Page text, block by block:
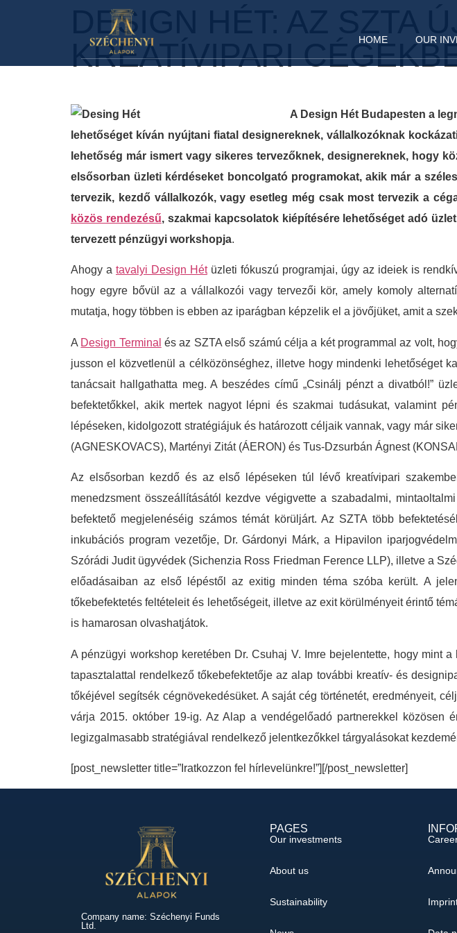
HOME OUR
DESIGN HÉT: AZ SZTA
KREATÍVIPARI
A Design Hét Budapesten a
lehetőséget kíván nyújtani fiatal designereknek, vállalkozóknak
lehetőség már ismert vagy sikeres tervezőknek, designereknek, hogy
elsősorban üzleti kérdéseket boncolgató programokat, akik már a
tervezik, kezdő vállalkozók, vagy esetleg még csak most tervezik a
közös rendezésű, szakmai kapcsolatok kiépítésére lehetőséget adó
tervezett pénzügyi workshopja.
Ahogy a tavalyi Design Hétüzleti fókuszú programjai, úgy az ideiek is
hogy egyre bővül az a vállalkozói vagy tervezői kör, amely komoly
mutatja, hogy többen is ebben az iparágban képzelik el a jövőjüket, amit a
A Design Terminal és az SZTA első számú célja a két programmal az volt,
jusson el közvetlenül a célközönséghez, illetve hogy mindenki lehetőséget
tanácsait hallgathatta meg. A beszédes című „Csinálj pénzt a divatból!”
befektetőkkel, akik mertek nagyot lépni és szakmai tudásukat, valamint
lépéseken, kidolgozott stratégiájuk és határozott céljaik vannak, vagy már
(AGNESKOVACS), Martényi Zitát (ÁERON) és Tus-Dzsurbán Ágnest
Az elsősorban kezdő és az első lépéseken túl lévő kreatívipari
menedzsment összeállításától kezdve végigvette a szabadalmi,
befektető megjelenéséig számos témát körüljárt. Az SZTA több
inkubációs program vezetője, Dr. Gárdonyi Márk, a Hipavilon
Szórádi Judit ügyvédek (Sichenzia Ross Friedman Ference LLP), illetve a
előadásaiban az első lépéstől az exitig minden téma szóba került. A
tőkebefektetés feltételeit és lehetőségeit, illetve az exit körülményeit érintő
is hamarosan olvashatjátok.
A pénzügyi workshop keretében Dr. Csuhaj V. Imre bejelentette, hogy mint
tapasztalattal rendelkező tőkebefektetője az alap további kreatív- és
tőkéjével segítsék cégnövekedésüket. A saját cég történetét, eredményeit,
várja 2015. október 19-ig. Az Alap a vendégelőadó partnerekkel közösen
legizgalmasabb stratégiával rendelkező jelentkezőkkel tárgyalásokat
[post_newsletter title=”Iratkozzon fel hírlevelünkre!”][/post_newsletter]
Company name: Széchenyi Funds
Ltd.
PAGES
Our investments
About us
Sustainability